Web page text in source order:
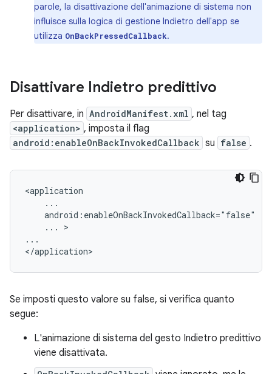
parole, la disattivazione dell'animazione di sistema non
influisce sulla logica di gestione Indietro dell'app se
utilizza OnBackPressedCallback.
Disattivare Indietro predittivo
Per disattivare, in AndroidManifest.xml , nel tag
<application> , imposta il flag
android:enableOnBackInvokedCallback su false .
<application
    ...
    android:enableOnBackInvokedCallback="false"
    ... >
...
Se imposti questo valore su false, si verifica quanto
segue:
L'animazione di sistema del gesto Indietro predittivo
viene disattivata.